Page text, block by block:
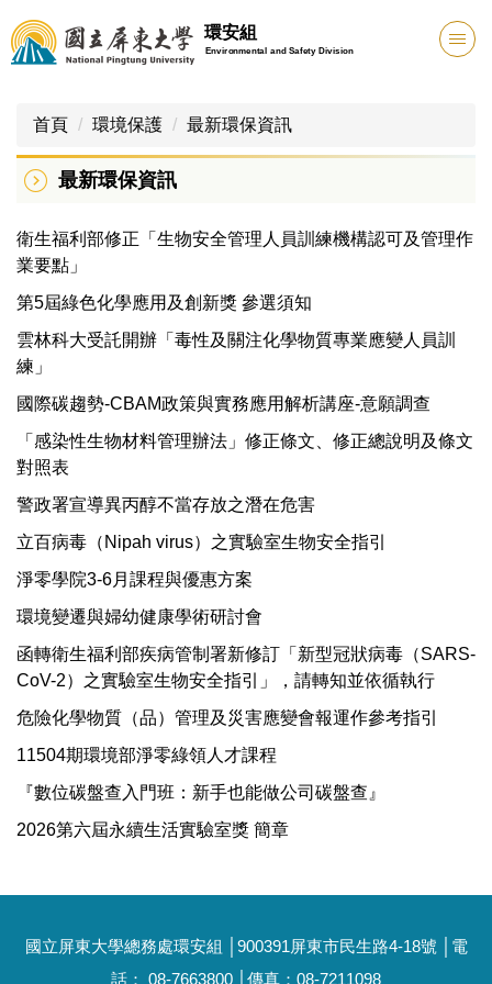
跳
到
主
區
環安組
Environmental and Safety Division
首頁 環境保護 最新環保資訊
最新環保資訊
衛生福利部修正「生物安全管理人員訓練機構認可及管理作
業要點」
第5屆綠色化學應用及創新獎 參選須知
雲林科大受託開辦「毒性及關注化學物質專業應變人員訓
練」
國際碳趨勢-CBAM政策與實務應用解析講座-意願調查
「感染性生物材料管理辦法」修正條文、修正總說明及條文
對照表
警政署宣導異丙醇不當存放之潛在危害
立百病毒（Nipah virus）之實驗室生物安全指引
淨零學院3-6月課程與優惠方案
環境變遷與婦幼健康學術研討會
函轉衛生福利部疾病管制署新修訂「新型冠狀病毒（SARS-
CoV-2）之實驗室生物安全指引」，請轉知並依循執行
危險化學物質（品）管理及災害應變會報運作參考指引
11504期環境部淨零綠領人才課程
『數位碳盤查入門班：新手也能做公司碳盤查』
2026第六屆永續生活實驗室獎 簡章
國立屏東大學總務處環安組 │900391屏東市民生路4-18號 │電
話： 08-7663800 │傳真：08-7211098